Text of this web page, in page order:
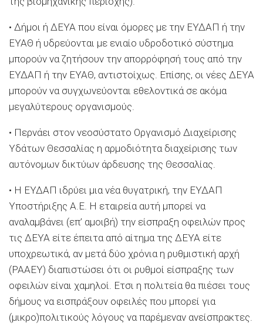
• Δήμοι ή ΔΕΥΑ που είναι όμορες με την ΕΥΔΑΠ ή την
ΕΥΑΘ ή υδρεύονται με ενιαίο υδροδοτικό σύστημα
μπορούν να ζητήσουν την απορρόφησή τους από την
ΕΥΔΑΠ ή την ΕΥΑΘ, αντιστοίχως. Επίσης, οι νέες ΔΕΥΑ
μπορούν να συγχωνεύονται εθελοντικά σε ακόμα
μεγαλύτερους οργανισμούς.
• Περνάει στον νεοσύστατο Οργανισμό Διαχείρισης
Υδάτων Θεσσαλίας η αρμοδιότητα διαχείρισης των
αυτόνομων δικτύων άρδευσης της Θεσσαλίας.
• Η ΕΥΔΑΠ ιδρύει μια νέα θυγατρική, την ΕΥΔΑΠ
Υποστήριξης Α.Ε. Η εταιρεία αυτή μπορεί να
αναλαμβάνει (επ’ αμοιβή) την είσπραξη οφειλών προς
τις ΔΕΥΑ είτε έπειτα από αίτημα της ΔΕΥΑ είτε
υποχρεωτικά, αν μετά δύο χρόνια η ρυθμιστική αρχή
(ΡΑΑΕΥ) διαπιστώσει ότι οι ρυθμοί είσπραξης των
οφειλών είναι χαμηλοί. Ετσι η πολιτεία θα πιέσει τους
δήμους να εισπράξουν οφειλές που μπορεί για
(μικρο)πολιτικούς λόγους να παρέμεναν ανείσπρακτες.